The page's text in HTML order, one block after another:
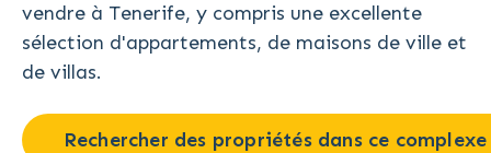
vendre à Tenerife, y compris une excellente
sélection d'appartements, de maisons de ville et
de villas.
Rechercher des propriétés dans ce complexe